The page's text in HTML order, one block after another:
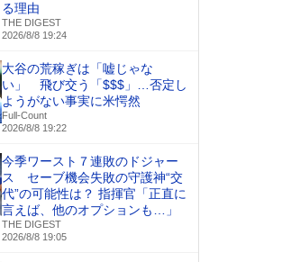
る理由
THE DIGEST
2026/8/8 19:24
大谷の荒稼ぎは「嘘じゃな
い」 飛び交う「$$$」…否定し
ようがない事実に米愕然
Full-Count
2026/8/8 19:22
今季ワースト７連敗のドジャー
ス セーブ機会失敗の守護神“交
代”の可能性は？ 指揮官「正直に
言えば、他のオプションも…」
THE DIGEST
2026/8/8 19:05